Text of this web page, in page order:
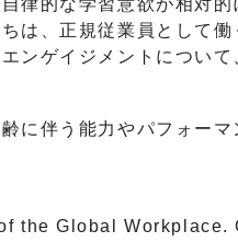
は、正規従業員として
ンゲイジメントについ
に伴う能力やパフォー
the Global Workplace.